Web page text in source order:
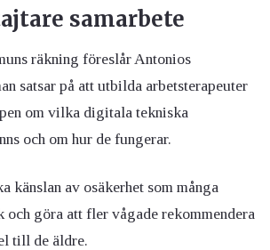
samarbete
räkning föreslår Antonios
satsar på att utbilda arbetsterapeuter
om vilka digitala tekniska
och om hur de fungerar.
känslan av osäkerhet som många
och göra att fler vågade rekommendera
till de äldre.